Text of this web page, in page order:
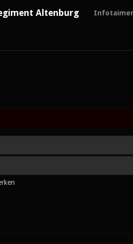
Altenburg